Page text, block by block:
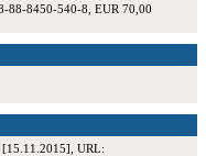
88-8450-540-8, EUR 70,00
[15.11.2015], URL: